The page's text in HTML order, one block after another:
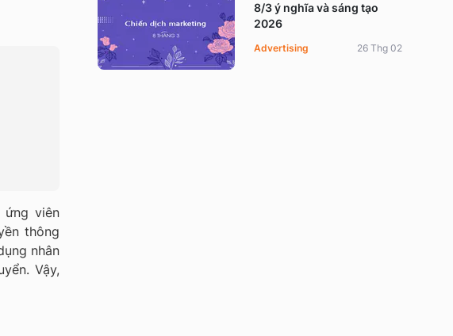
viên
thông
nhân
Vậy,
8/3 ý nghĩa và sáng tạo
2026
Advertising 26 Thg 02